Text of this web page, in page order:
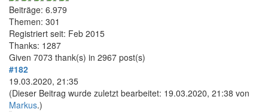
Beiträge: 6.979
Themen: 301
Registriert seit: Feb 2015
Thanks: 1287
Given 7073 thank(s) in 2967 post(s)
#182
19.03.2020, 21:35
(Dieser Beitrag wurde zuletzt bearbeitet: 19.03.2020, 21:38 von
Markus.)